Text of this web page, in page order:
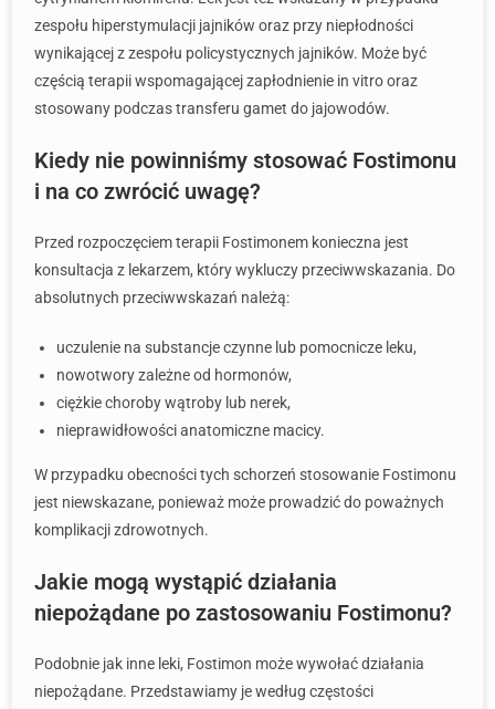
zespołu hiperstymulacji jajników oraz przy niepłodności
wynikającej z zespołu policystycznych jajników. Może być
częścią terapii wspomagającej zapłodnienie in vitro oraz
stosowany podczas transferu gamet do jajowodów.
Kiedy nie powinniśmy stosować Fostimonu
i na co zwrócić uwagę?
Przed rozpoczęciem terapii Fostimonem konieczna jest
konsultacja z lekarzem, który wykluczy przeciwwskazania. Do
absolutnych przeciwwskazań należą:
uczulenie na substancje czynne lub pomocnicze leku,
nowotwory zależne od hormonów,
ciężkie choroby wątroby lub nerek,
nieprawidłowości anatomiczne macicy.
W przypadku obecności tych schorzeń stosowanie Fostimonu
jest niewskazane, ponieważ może prowadzić do poważnych
komplikacji zdrowotnych.
Jakie mogą wystąpić działania
niepożądane po zastosowaniu Fostimonu?
Podobnie jak inne leki, Fostimon może wywołać działania
niepożądane. Przedstawiamy je według częstości